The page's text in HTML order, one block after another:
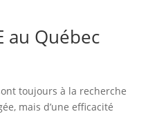
au Québec
toujours à la recherche
mais d’une efficacité